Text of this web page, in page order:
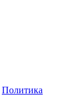
Политика